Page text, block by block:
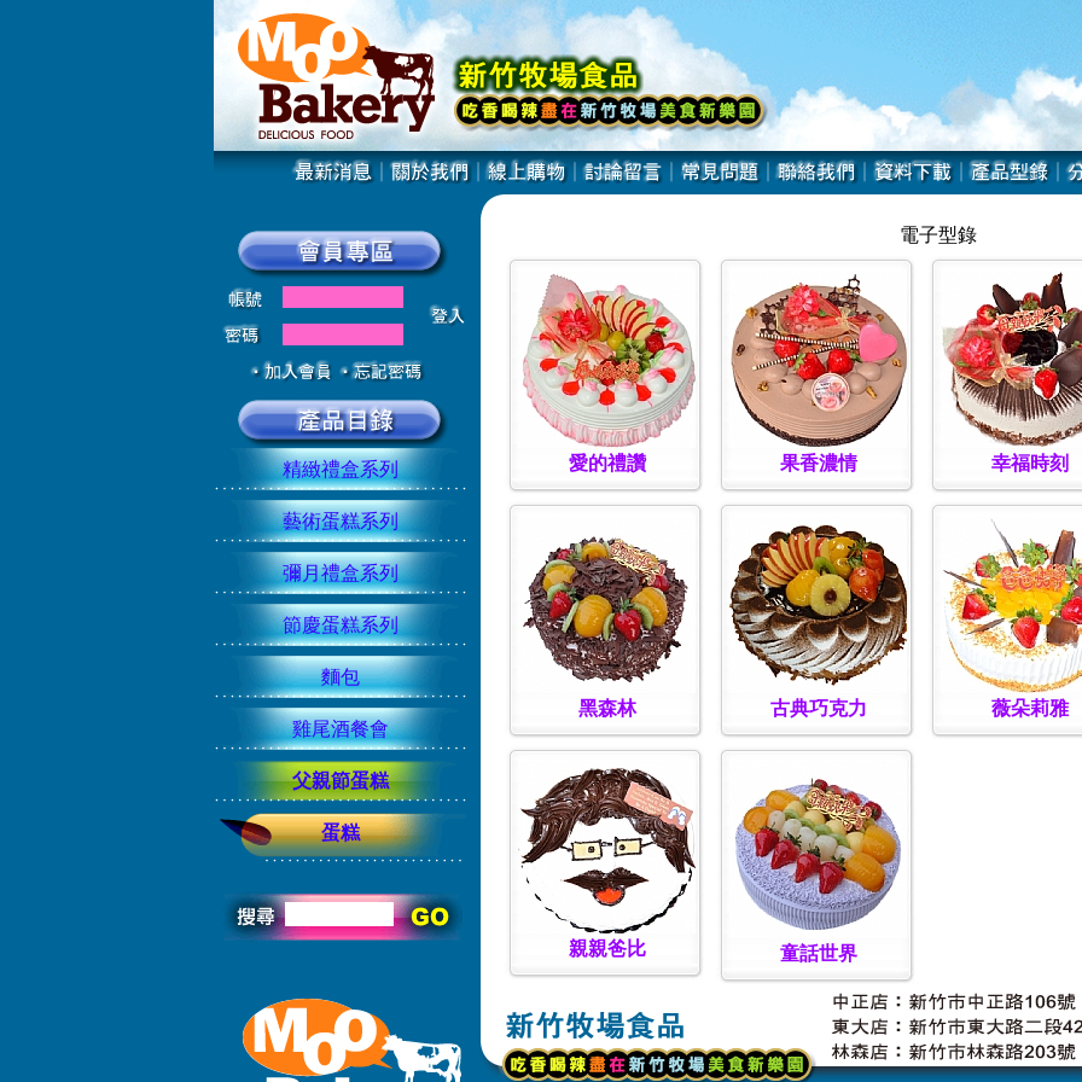
精緻禮盒系列
藝術蛋糕系列
彌月禮盒系列
節慶蛋糕系列
麵包
雞尾酒餐會
父親節蛋糕
蛋糕
電子型錄
愛的禮讚 果香濃情 幸福時刻
黑森林 古典巧克力 薇朵莉雅
親親爸比 童話世界